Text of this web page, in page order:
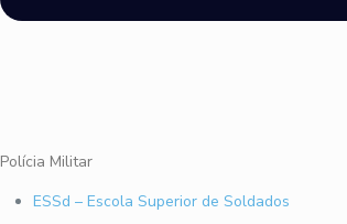
Polícia Militar
ESSd – Escola Superior de Soldados